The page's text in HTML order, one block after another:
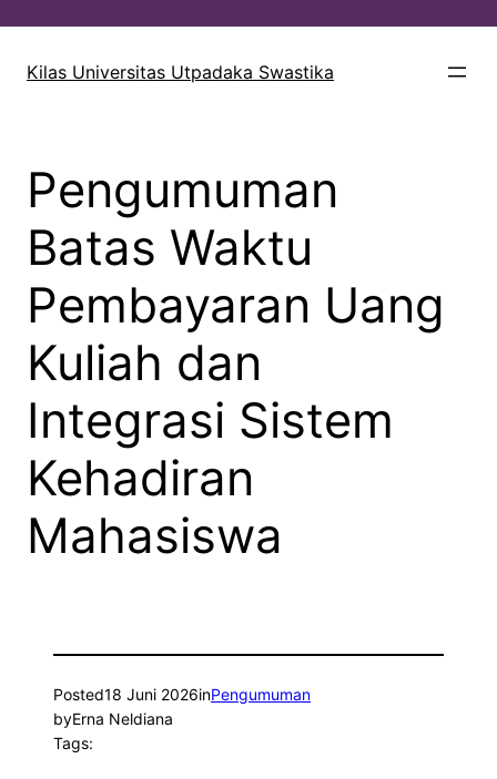
Kilas Universitas Utpadaka Swastika
Pengumuman
Batas Waktu
Pembayaran Uang
Kuliah dan
Integrasi Sistem
Kehadiran
Mahasiswa
Posted18 Juni 2026inPengumuman
byErna Neldiana
Tags: